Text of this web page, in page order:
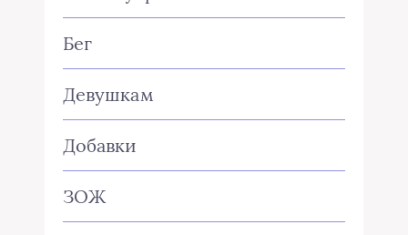
Бег
Девушкам
Добавки
ЗОЖ